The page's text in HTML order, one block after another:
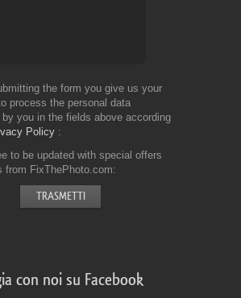
the form you give us your
process the personal data
you in the fields above according
Policy
to be updated with special offers
from FixThePhoto.com
con noi su Facebook